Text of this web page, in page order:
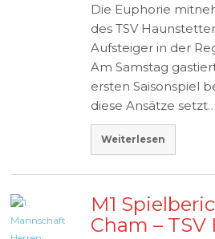
Die Euphorie
des TSV
Aufsteiger in der
Am Samstag
ersten Saisonspiel
diese Ansätze setzt…
Weiterlesen
M1
Cham –